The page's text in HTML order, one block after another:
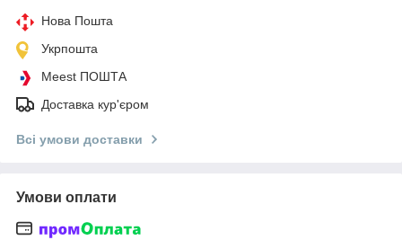
Нова Пошта
Укрпошта
Meest ПОШТА
Доставка кур'єром
Всі умови доставки
Умови оплати